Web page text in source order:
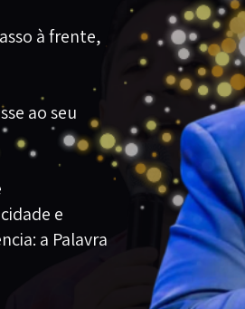
à frente,
ao seu
e
a Palavra